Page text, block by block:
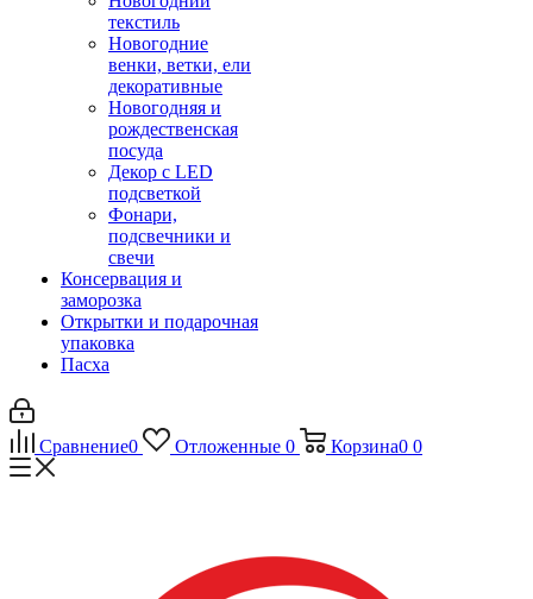
текстиль
Новогодние
венки, ветки, ели
декоративные
Новогодняя и
рождественская
посуда
Декор с LED
подсветкой
Фонари,
подсвечники и
свечи
Консервация и
заморозка
Открытки и подарочная
упаковка
Пасха
Сравнение0 Отложенные 0 Корзина0 0